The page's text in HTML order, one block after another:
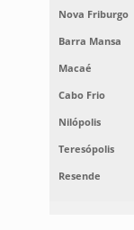
Nova Friburgo
Barra Mansa
Macaé
Cabo Frio
Nilópolis
Teresópolis
Resende